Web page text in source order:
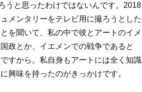
うと思ったわけではないんです。2018
メンタリーをテレビ用に撮ろうとした
を聞いて、私の中で彼とアートのイメ
政とか、イエメンでの戦争であると
すから。私自身もアートには全く知識
興味を持ったのがきっかけです。